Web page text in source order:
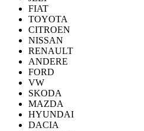
FIAT
TOYOTA
CITROEN
NISSAN
RENAULT
ANDERE
FORD
VW
SKODA
MAZDA
HYUNDAI
DACIA